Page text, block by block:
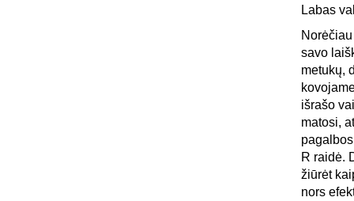
Labas
savo
metukų,
išrašo
matosi,
R raidė.
žiūrėt
nors